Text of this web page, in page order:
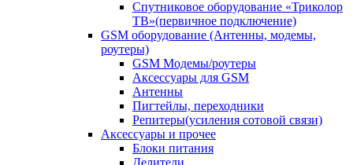
Спутниковое оборудование «Триколор
ТВ»(первичное подключение)
GSM оборудование (Антенны, модемы,
роутеры)
GSM Модемы/роутеры
Аксессуары для GSM
Антенны
Пигтейлы, переходники
Репитеры(усиления сотовой связи)
Аксессуары и прочее
Блоки питания